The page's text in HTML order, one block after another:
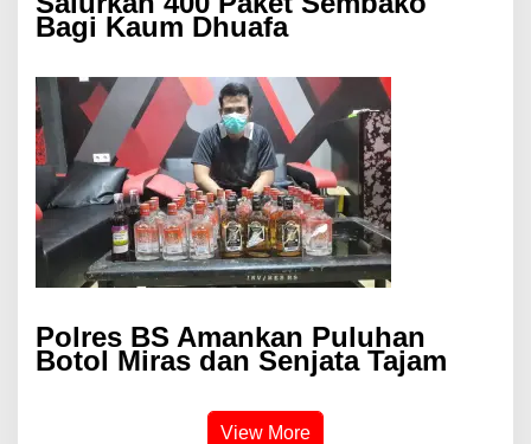
Bagi Kaum Dhuafa
Polres BS Amankan Puluhan
Botol Miras dan Senjata Tajam
View More